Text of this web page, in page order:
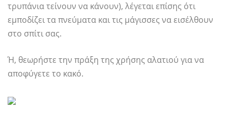
τρυπάνια τείνουν να κάνουν), λέγεται επίσης ότι
εμποδίζει τα πνεύματα και τις μάγισσες να εισέλθουν
στο σπίτι σας.
Ή, θεωρήστε την πράξη της χρήσης αλατιού για να
αποφύγετε το κακό.